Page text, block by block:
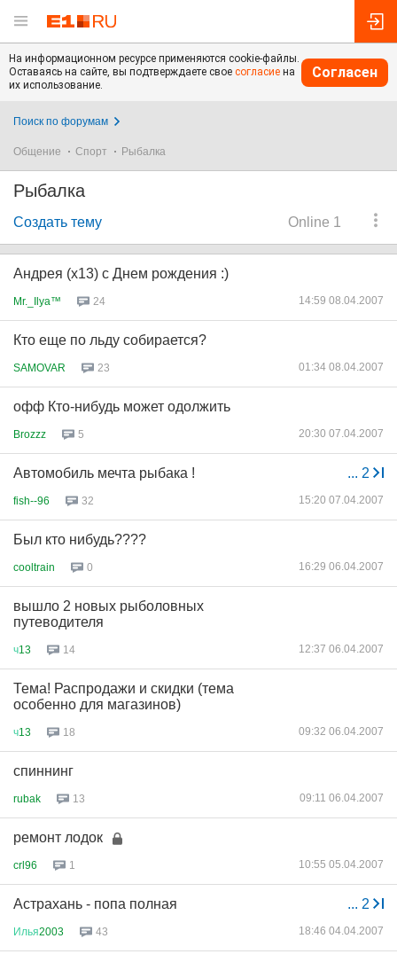
На информационном ресурсе применяются cookie-файлы.
Оставаясь на сайте, вы подтверждаете свое согласие на
их использование.
Согласен
Поиск по форумам
Общение Спорт Рыбалка
Рыбалка
Online 1
Создать тему
Андрея (х13) с Днем рождения :)
Mr._Ilya™ 24 14:59 08.04.2007
Кто еще по льду собирается?
SAMOVAR 23 01:34 08.04.2007
офф Кто-нибудь может одолжить
Brozzz 5 20:30 07.04.2007
... 2
Автомобиль мечта рыбака !
fish--96 32 15:20 07.04.2007
Был кто нибудь????
cooltrain 0 16:29 06.04.2007
вышло 2 новых рыболовных
путеводителя
ч13 14 12:37 06.04.2007
Тема! Распродажи и скидки (тема
особенно для магазинов)
ч13 18 09:32 06.04.2007
спиннинг
rubak 13 09:11 06.04.2007
ремонт лодок
crl96 1 10:55 05.04.2007
... 2
Астрахань - попа полная
Илья2003 43 18:46 04.04.2007